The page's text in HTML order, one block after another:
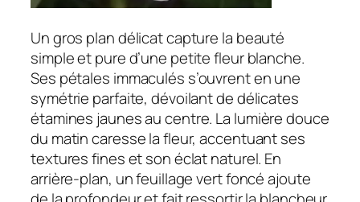
d
a
n
s
l
a
R
o
s
é
Un gros plan délicat capture la beauté
simple et pure d’une petite fleur blanche.
Ses pétales immaculés s’ouvrent en une
symétrie parfaite, dévoilant de délicates
étamines jaunes au centre. La lumière douce
du matin caresse la fleur, accentuant ses
textures fines et son éclat naturel. En
arrière-plan, un feuillage vert foncé ajoute